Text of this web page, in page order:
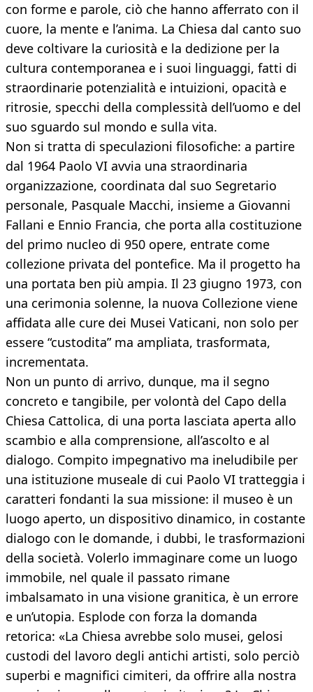
con forme e parole, ciò che hanno afferrato con il
cuore, la mente e l’anima. La Chiesa dal canto suo
deve coltivare la curiosità e la dedizione per la
cultura contemporanea e i suoi linguaggi, fatti di
straordinarie potenzialità e intuizioni, opacità e
ritrosie, specchi della complessità dell’uomo e del
suo sguardo sul mondo e sulla vita.
Non si tratta di speculazioni filosofiche: a partire
dal 1964 Paolo VI avvia una straordinaria
organizzazione, coordinata dal suo Segretario
personale, Pasquale Macchi, insieme a Giovanni
Fallani e Ennio Francia, che porta alla costituzione
del primo nucleo di 950 opere, entrate come
collezione privata del pontefice. Ma il progetto ha
una portata ben più ampia. Il 23 giugno 1973, con
una cerimonia solenne, la nuova Collezione viene
affidata alle cure dei Musei Vaticani, non solo per
essere “custodita” ma ampliata, trasformata,
incrementata.
Non un punto di arrivo, dunque, ma il segno
concreto e tangibile, per volontà del Capo della
Chiesa Cattolica, di una porta lasciata aperta allo
scambio e alla comprensione, all’ascolto e al
dialogo. Compito impegnativo ma ineludibile per
una istituzione museale di cui Paolo VI tratteggia i
caratteri fondanti la sua missione: il museo è un
luogo aperto, un dispositivo dinamico, in costante
dialogo con le domande, i dubbi, le trasformazioni
della società. Volerlo immaginare come un luogo
immobile, nel quale il passato rimane
imbalsamato in una visione granitica, è un errore
e un’utopia. Esplode con forza la domanda
retorica: «La Chiesa avrebbe solo musei, gelosi
custodi del lavoro degli antichi artisti, solo perciò
superbi e magnifici cimiteri, da offrire alla nostra